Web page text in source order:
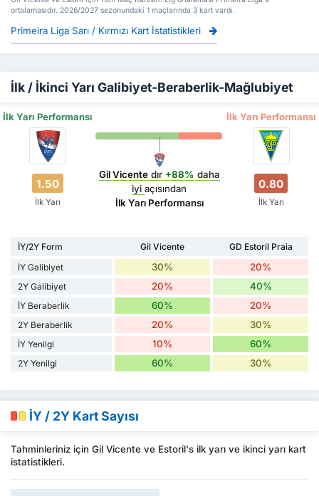
ortalamasıdır. 2026/2027 sezonundaki 1 maçlarında 3 kart vardı.
Primeira Liga Sarı / Kırmızı Kart İstatistikleri
İlk / İkinci Yarı Galibiyet-Beraberlik-Mağlubiyet
İlk Yarı Performansı İlk Yarı Performansı
1.50
İlk Yarı
Gil Vicentedır +88% daha
iyiaçısından
İlk Yarı Performansı
0.80
İlk Yarı
İY/2Y Form Gil Vicente
GD Estoril Praia
İY Galibiyet
30% 20%
2Y Galibiyet 20% 40%
İY Beraberlik 60% 20%
2Y Beraberlik 20% 30%
İY Yenilgi 10% 60%
2Y Yenilgi 60% 30%
İY / 2Y Kart Sayısı
Tahminleriniz için Gil Vicente ve Estoril's ilk yarı ve ikinci yarı kart
istatistikleri.